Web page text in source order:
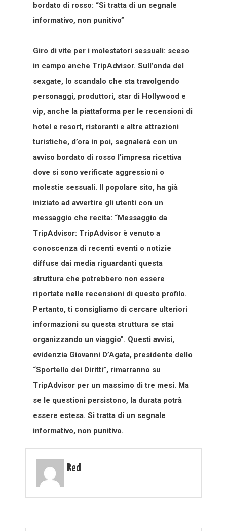
bordato di rosso: “Si tratta di un segnale
informativo, non punitivo”
Giro di vite per i molestatori sessuali: sceso
in campo anche TripAdvisor. Sull’onda del
sexgate, lo scandalo che sta travolgendo
personaggi, produttori, star di Hollywood e
vip, anche la piattaforma per le recensioni di
hotel e resort, ristoranti e altre attrazioni
turistiche, d’ora in poi, segnalerà con un
avviso bordato di rosso l’impresa ricettiva
dove si sono verificate aggressioni o
molestie sessuali. Il popolare sito, ha già
iniziato ad avvertire gli utenti con un
messaggio che recita: “Messaggio da
TripAdvisor: TripAdvisor è venuto a
conoscenza di recenti eventi o notizie
diffuse dai media riguardanti questa
struttura che potrebbero non essere
riportate nelle recensioni di questo profilo.
Pertanto, ti consigliamo di cercare ulteriori
informazioni su questa struttura se stai
organizzando un viaggio”. Questi avvisi,
evidenzia Giovanni D’Agata, presidente dello
“Sportello dei Diritti”, rimarranno su
TripAdvisor per un massimo di tre mesi. Ma
se le questioni persistono, la durata potrà
essere estesa. Si tratta di un segnale
informativo, non punitivo.
Red